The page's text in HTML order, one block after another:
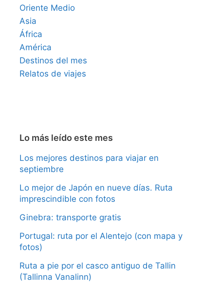
Oriente Medio
Asia
África
América
Destinos del mes
Relatos de viajes
Lo más leído este mes
Los mejores destinos para viajar en
septiembre
Lo mejor de Japón en nueve días. Ruta
imprescindible con fotos
Ginebra: transporte gratis
Portugal: ruta por el Alentejo (con mapa y
fotos)
Ruta a pie por el casco antiguo de Tallin
(Tallinna Vanalinn)